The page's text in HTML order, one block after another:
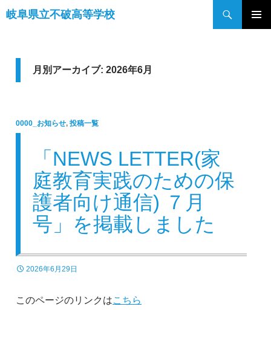
岐阜県立不破高等学校
検
索
月別アーカイブ: 2026年6月
0000_お知らせ, 投稿一覧
「NEWS LETTER(家
庭教育実践のための保
護者向け通信) ７月
号」を掲載しました
2026年6月29日
このページのリンクはこちら